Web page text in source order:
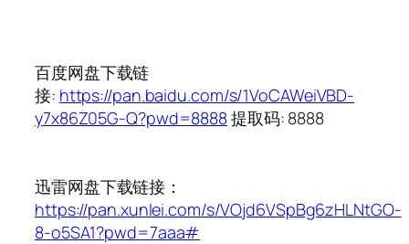
百度网盘下载链
接: https://pan.baidu.com/s/1VoCAWeiVBD-
y7x86Z05G-Q?pwd=8888提取码: 8888
迅雷网盘下载链接：
https://pan.xunlei.com/s/VOjd6VSpBg6zHLNtGO-
8-o5SA1?pwd=7aaa#